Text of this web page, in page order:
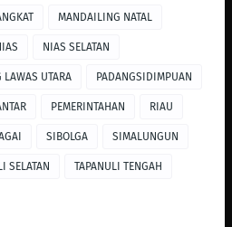
MANDAILING NATAL
NIAS SELATAN
LAWAS UTARA PADANGSIDIMPUAN
PEMERINTAHAN RIAU
SIBOLGA SIMALUNGUN
SELATAN TAPANULI TENGAH